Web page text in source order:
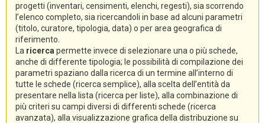
progetti (inventari, censimenti, elenchi, regesti), sia scorrendo
l’elenco completo, sia ricercandoli in base ad alcuni parametri
(titolo, curatore, tipologia, data) o per area geografica di
riferimento.
La ricerca permette invece di selezionare una o più schede,
anche di differente tipologia; le possibilità di compilazione dei
parametri spaziano dalla ricerca di un termine all’interno di
tutte le schede (ricerca semplice), alla scelta dell’entità da
presentare nella lista (ricerca per liste), alla combinazione di
più criteri su campi diversi di differenti schede (ricerca
avanzata), alla visualizzazione grafica della distribuzione su